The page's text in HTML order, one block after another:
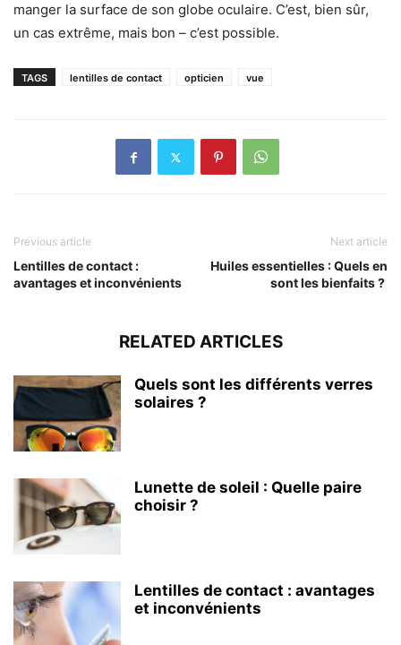
manger la surface de son globe oculaire. C’est, bien sûr,
un cas extrême, mais bon – c’est possible.
TAGS lentilles de contact opticien vue
Previous article
Lentilles de contact :
avantages et inconvénients
Next article
Huiles essentielles : Quels en
sont les bienfaits ?
RELATED ARTICLES
Quels sont les différents verres
solaires ?
Lunette de soleil : Quelle paire
choisir ?
Lentilles de contact : avantages
et inconvénients